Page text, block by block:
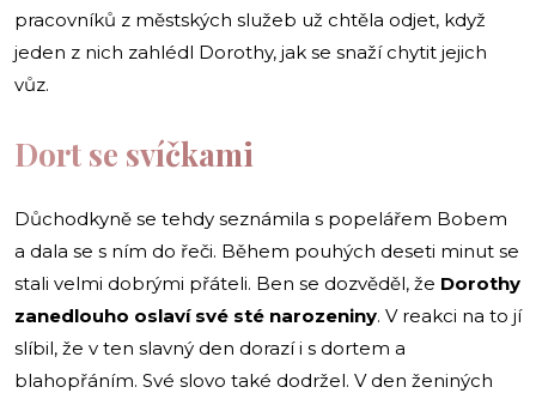
pracovníků z městských služeb už chtěla odjet, když
jeden z nich zahlédl Dorothy, jak se snaží chytit jejich
vůz.
Dort se svíčkami
Důchodkyně se tehdy seznámila s popelářem Bobem
a dala se s ním do řeči. Během pouhých deseti minut se
stali velmi dobrými přáteli. Ben se dozvěděl, že Dorothy
zanedlouho oslaví své sté narozeniny. V reakci na to jí
slíbil, že v ten slavný den dorazí i s dortem a
blahopřáním. Své slovo také dodržel. V den ženiných